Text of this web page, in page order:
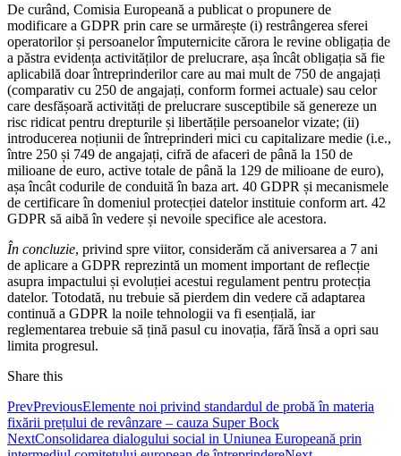
De curând, Comisia Europeană a publicat o propunere de
modificare a GDPR prin care se urmărește (i) restrângerea sferei
operatorilor și persoanelor împuternicite cărora le revine obligația de
a păstra evidența activităților de prelucrare, așa încât obligația să fie
aplicabilă doar întreprinderilor care au mai mult de 750 de angajați
(comparativ cu 250 de angajați, conform formei actuale) sau celor
care desfășoară activități de prelucrare susceptibile să genereze un
risc ridicat pentru drepturile și libertățile persoanelor vizate; (ii)
introducerea noțiunii de întreprinderi mici cu capitalizare medie (i.e.,
între 250 și 749 de angajați, cifră de afaceri de până la 150 de
milioane de euro, active totale de până la 129 de milioane de euro),
așa încât codurile de conduită în baza art. 40 GDPR și mecanismele
de certificare în domeniul protecției datelor instituie conform art. 42
GDPR să aibă în vedere și nevoile specifice ale acestora.
În concluzie, privind spre viitor, considerăm că aniversarea a 7 ani
de aplicare a GDPR reprezintă un moment important de reflecție
asupra impactului și evoluției acestui regulament pentru protecția
datelor. Totodată, nu trebuie să pierdem din vedere că adaptarea
continuă a GDPR la noile tehnologii va fi esențială, iar
reglementarea trebuie să țină pasul cu inovația, fără însă a opri sau
limita progresul.
Share this
PrevPreviousElemente noi privind standardul de probă în materia
fixării prețului de revânzare – cauza Super Bock
NextConsolidarea dialogului social in Uniunea Europeană prin